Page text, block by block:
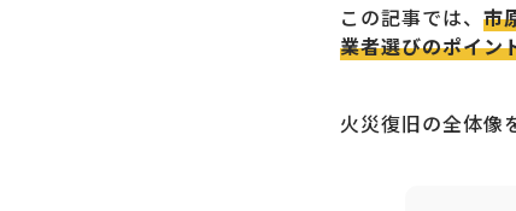
この記事では、 市
業者選びのポイン
火災復旧の全体像